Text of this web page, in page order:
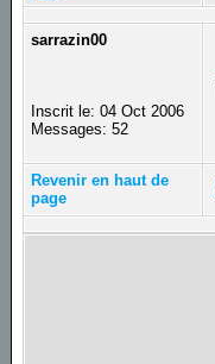
sarrazin00
Inscrit le: 04 Oct 2006
Messages: 52
Revenir en haut de
page